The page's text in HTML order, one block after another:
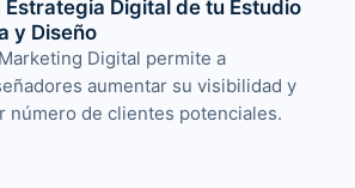
Estrategia Digital de tu Estudio
y Diseño
Digital permite a
aumentar su visibilidad y
número de clientes potenciales.